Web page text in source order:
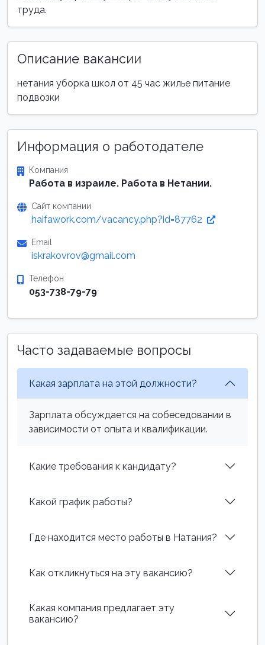
труда.
Описание вакансии
нетания уборка школ от 45 час жилье питание
подвозки
Информация о работодателе
Компания
Работа в израиле. Работа в Нетании.
Сайт компании
haifawork.com/vacancy.php?id=87762
Email
iskrakovrov@gmail.com
Телефон
053-738-79-79
Часто задаваемые вопросы
Какая зарплата на этой должности?
Зарплата обсуждается на собеседовании в
зависимости от опыта и квалификации.
Какие требования к кандидату?
Какой график работы?
Где находится место работы в Натания?
Как откликнуться на эту вакансию?
Какая компания предлагает эту
вакансию?